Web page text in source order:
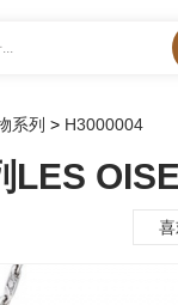
系列 > H3000004
LES